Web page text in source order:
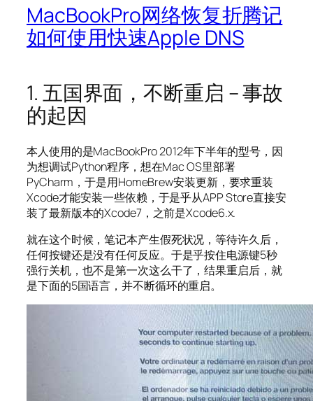
MacBookPro网络恢复折腾记
如何使用快速Apple DNS
1. 五国界面，不断重启 – 事故
的起因
本人使用的是MacBookPro 2012年下半年的型号，因
为想调试Python程序，想在Mac OS里部署
PyCharm，于是用HomeBrew安装更新，要求重装
Xcode才能安装一些依赖，于是乎从APP Store直接安
装了最新版本的Xcode7，之前是Xcode6.x.
就在这个时候，笔记本产生假死状况，等待许久后，
任何按键还是没有任何反应。于是乎按住电源键5秒
强行关机，也不是第一次这么干了，结果重启后，就
是下面的5国语言，并不断循环的重启。